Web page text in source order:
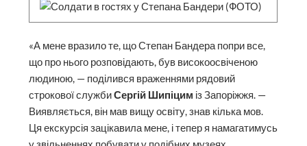
«А мене вразило те, що Степан Бандера попри все,
що про нього розповідають, був високоосвіченою
людиною, — поділився враженнями рядовий
строкової службиСергій Шипіцим із Запоріжжя. —
Виявляється, він мав вищу освіту, знав кілька мов.
Ця екскурсія зацікавила мене, і тепер я намагатимусь